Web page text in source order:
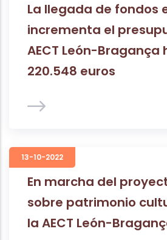
La llegada de fondos
incrementa el
AECT León-Bragança
220.548 euros
13-10-2022
En marcha del
sobre patrimonio
la AECT León-